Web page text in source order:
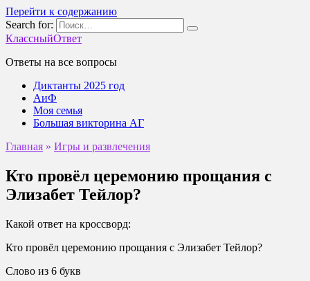
Перейти к содержанию
Search for:
КлассныйОтвет
Ответы на все вопросы
Диктанты 2025 год
АиФ
Моя семья
Большая викторина АГ
Главная » Игры и развлечения
Кто провёл церемонию прощания с
Элизабет Тейлор?
Какой ответ на кроссворд:
Кто провёл церемонию прощания с Элизабет Тейлор?
Слово из 6 букв